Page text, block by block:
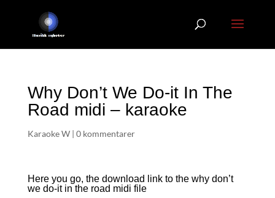
Why Don’t We Do-it In The
Road midi – karaoke
Karaoke W| 0 kommentarer
Here you go, the download link to the why don’t
we do-it in the road midi file